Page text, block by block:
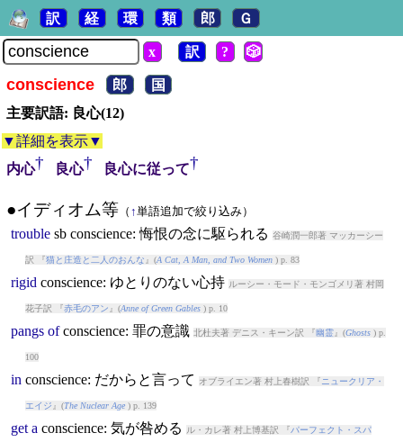
訳 経 環 類 郎 Ｇ
x 訳 ? 🎲
conscience 郎
国
主要訳語: 良心(12)
▼詳細を表示▼
内心† 良心† 良心に従って†
●イディオム等（ ↑単語追加で絞り込み）
troublesb conscience: 悔恨の念に駆られる 谷崎潤一郎著 マッカーシー
訳 『猫と庄造と二人のおんな 』(A Cat, A Man, and Two Women) p. 83
rigid conscience: ゆとりのない心持 ルーシー・モード・モンゴメリ著 村岡
花子訳 『赤毛のアン 』(Anne of Green Gables) p. 10
pangs of conscience: 罪の意識 北杜夫著 デニス・キーン訳 『幽霊』(Ghosts) p.
100
in conscience: だからと言って オブライエン著 村上春樹訳 『 ニュークリア・
エイジ 』(The Nuclear Age) p. 139
get a conscience: 気が咎める ル・カレ著 村上博基訳 『パーフェクト・スパ